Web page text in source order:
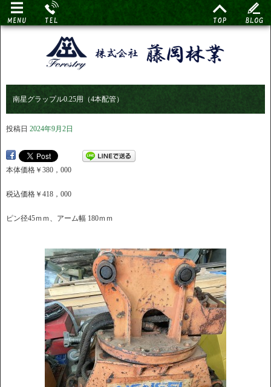
南星グラップル0.25用（4本配管）
投稿日 2024年9月2日
本体価格￥380，000
税込価格￥418，000
ピン径45ｍｍ、アーム幅 180ｍｍ